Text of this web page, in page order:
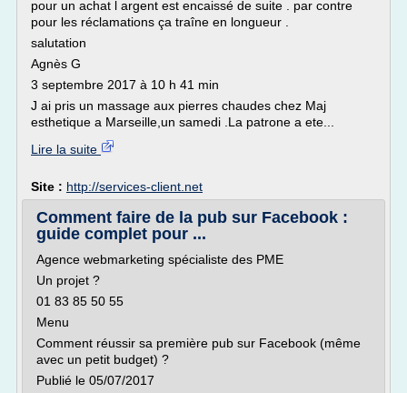
pour un achat l argent est encaissé de suite . par contre
pour les réclamations ça traîne en longueur .
salutation
Agnès G
3 septembre 2017 à 10 h 41 min
J ai pris un massage aux pierres chaudes chez Maj
esthetique a Marseille,un samedi .La patrone a ete...
Lire la suite
Site : http://services-client.net
Comment faire de la pub sur Facebook :
guide complet pour ...
Agence webmarketing spécialiste des PME
Un projet ?
01 83 85 50 55
Menu
Comment réussir sa première pub sur Facebook (même
avec un petit budget) ?
Publié le 05/07/2017